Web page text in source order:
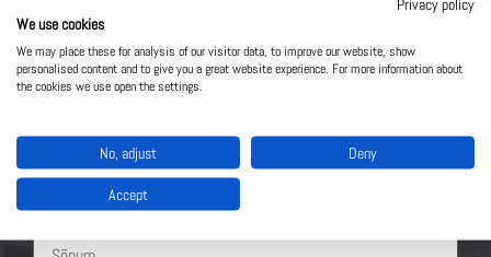
We use cookies
We may place these for analysis of our visitor data, to improve our website, show
personalised content and to give you a great website experience. For more information about
the cookies we use open the settings.
No, adjust Deny
Accept